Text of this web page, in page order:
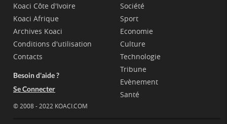
Koaci Côte d'Ivoire
Koaci Afrique
Archives Koaci
Conditions d'utilisation
Contacts
Besoin d'aide ?
Se Connecter
© 2008 - 2022 KOACI.COM
Société
Sport
Economie
Culture
Technologie
Tribune
Evènement
Santé